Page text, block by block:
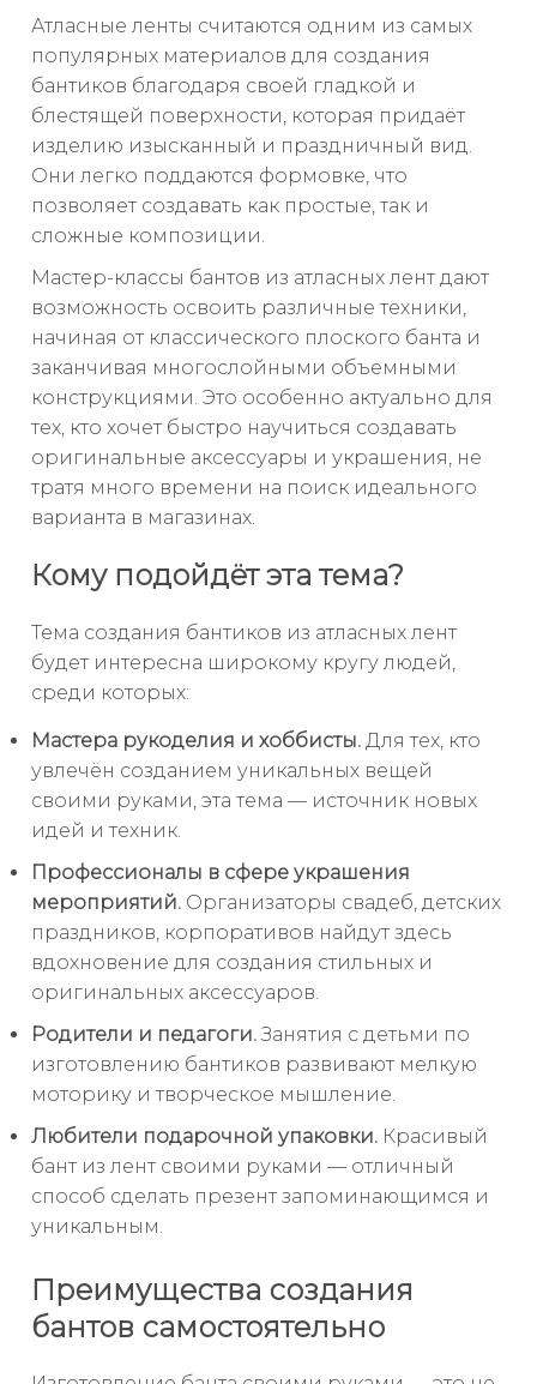
Атласные ленты считаются одним из самых
популярных материалов для создания
бантиков благодаря своей гладкой и
блестящей поверхности, которая придаёт
изделию изысканный и праздничный вид.
Они легко поддаются формовке, что
позволяет создавать как простые, так и
сложные композиции.
Мастер-классы бантов из атласных лент дают
возможность освоить различные техники,
начиная от классического плоского банта и
заканчивая многослойными объемными
конструкциями. Это особенно актуально для
тех, кто хочет быстро научиться создавать
оригинальные аксессуары и украшения, не
тратя много времени на поиск идеального
варианта в магазинах.
Кому подойдёт эта тема?
Тема создания бантиков из атласных лент
будет интересна широкому кругу людей,
среди которых:
Мастера рукоделия и хоббисты. Для тех, кто
увлечён созданием уникальных вещей
своими руками, эта тема — источник новых
идей и техник.
Профессионалы в сфере украшения
мероприятий. Организаторы свадеб, детских
праздников, корпоративов найдут здесь
вдохновение для создания стильных и
оригинальных аксессуаров.
Родители и педагоги.Занятия с детьми по
изготовлению бантиков развивают мелкую
моторику и творческое мышление.
Любители подарочной упаковки. Красивый
бант из лент своими руками — отличный
способ сделать презент запоминающимся и
уникальным.
Преимущества создания
бантов самостоятельно